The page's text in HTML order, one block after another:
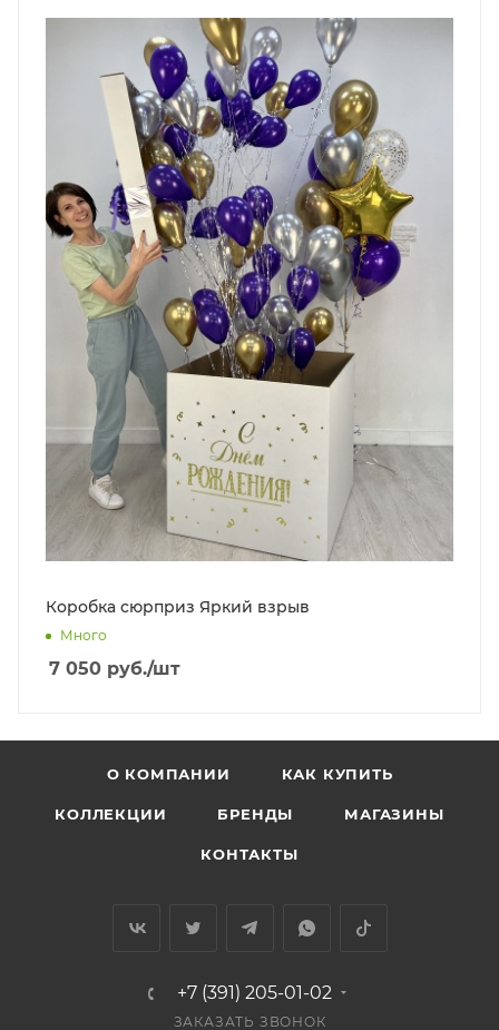
Коробка сюрприз Яркий взрыв
Много
7 050 руб./шт
О КОМПАНИИ КАК КУПИТЬ
КОЛЛЕКЦИИ БРЕНДЫ МАГАЗИНЫ
КОНТАКТЫ
+7 (391) 205-01-02
ЗАКАЗАТЬ ЗВОНОК